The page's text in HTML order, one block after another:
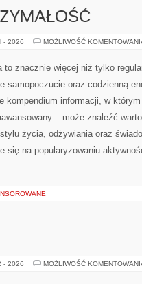
- 2026 MOŻLIWOŚĆ
znacznie więcej niż tylko
samopoczucie oraz codzienną
kompendium informacji, w
– może znaleźć
życia, odżywiania oraz
się na popularyzowaniu
- 2026 MOŻLIWOŚĆ